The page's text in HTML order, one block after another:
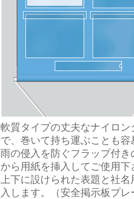
軟質タイプの丈夫なナイロ
で、巻いて持ち運ぶことも容
雨の侵入を防ぐフラップ付
から用紙を挿入してご使用下
上下に設けられた表題と社
入します。（安全掲示板プレ